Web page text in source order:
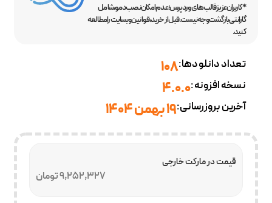
*کاربران عزیز قالب‌های وردپرس؛ عدم امکان نصب دمو، شامل
گارانتی بازگشت وجه نیست. قبل از خرید، قوانین وبسایت را مطالعه
کنید.
تعداد دانلودها:108
نسخه افزونه:4.0.0
آخرین بروزرسانی:19 بهمن 1404
9,252,327 تومان
قیمت در مارکت خارجی